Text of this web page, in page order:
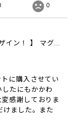
0
【 コーギー 2023新デザイン！ 】 マグカップ お家用 プレゼント 犬 うちの子 犬グッズ ギフト
に購入させてい
たにもかかわ
感謝しておりま
けました。また